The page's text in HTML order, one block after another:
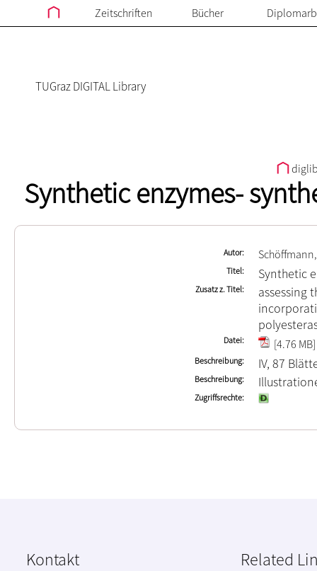
Zeitschriften Bücher
TUGraz DIGITAL Library
Synthetic enzymes-
Autor
Titel Synthetic
Zusatz z. Titel
assessing
Datei [4.76 MB]
Beschreibung IV, 87
Beschreibung
Zugriffsrechte
Kontakt Related